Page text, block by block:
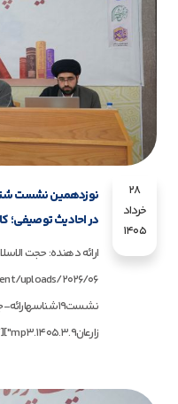
28
خرداد
1405
نوزدهمین نشست
در احادیث توصیفی؛
زارعان1405.3.9.mp3"][/audio]